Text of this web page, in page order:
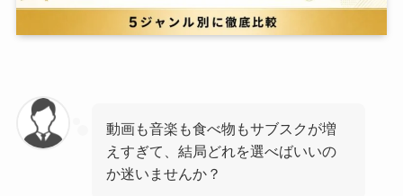
動画も音楽も食べ物もサブスクが増
えすぎて、結局どれを選べばいいの
か迷いませんか？